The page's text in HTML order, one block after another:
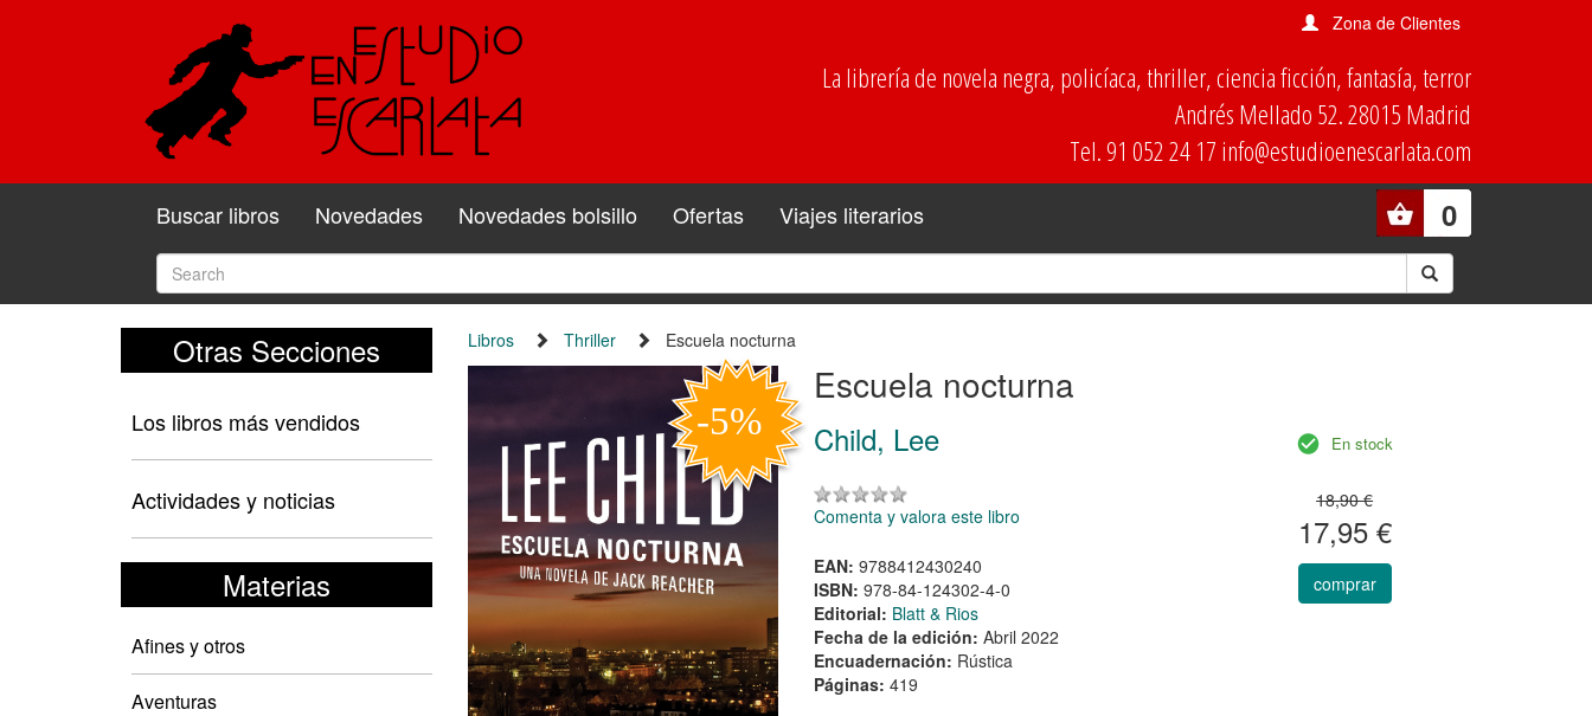
Zona de Clientes
La librería de novela negra, policíaca, thriller, ciencia ficción, fantasía, terror
Andrés Mellado 52. 28015 Madrid
Tel. 91 052 24 17 info@estudioenescarlata.com
0
Buscar libros Novedades Novedades bolsillo Ofertas Viajes literarios
Otras Secciones
Los libros más vendidos
Actividades y noticias
Materias
Afines y otros
Aventuras
Libros Thriller Escuela nocturna
Escuela nocturna
Child, Lee
Comenta y valora este libro
EAN: 9788412430240
ISBN: 978-84-124302-4-0
Editorial: Blatt & Rios
Fecha de la edición: Abril 2022
Encuadernación: Rústica
Páginas: 419
En stock
18,90 €
17,95 €
comprar